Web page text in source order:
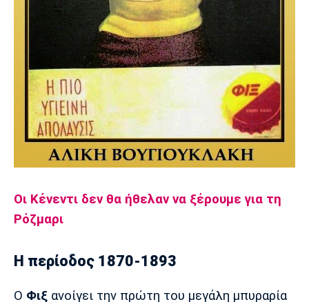
Οι Κένεντι δεν θα ήθελαν να ξέρουμε για τη
Ρόζμαρι
Η περίοδος 1870-1893
Ο Φιξ ανοίγει την πρώτη του μεγάλη μπυραρία